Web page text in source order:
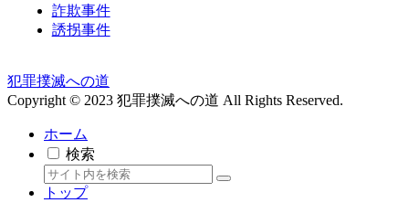
詐欺事件
誘拐事件
犯罪撲滅への道
Copyright © 2023 犯罪撲滅への道 All Rights Reserved.
ホーム
検索
トップ